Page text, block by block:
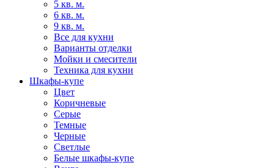
5 кв. м.
6 кв. м.
9 кв. м.
Все для кухни
Варианты отделки
Мойки и смесители
Техника для кухни
Шкафы-купе
Цвет
Коричневые
Серые
Темные
Черные
Светлые
Белые шкафы-купе